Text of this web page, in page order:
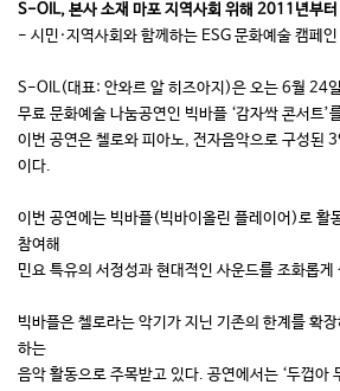
S-OIL, 본사 소재 마포 지역사회 위해 2011년부터
- 시민·지역사회와 함께하는 ESG 문화예술 캠페인
S-OIL(대표: 안와르 알 히즈아지)은 오는 6월 24
무료 문화예술 나눔공연인 빅바플 ‘감자싹 콘서트’
이번 공연은 첼로와 피아노, 전자음악으로 구성된
이다.
이번 공연에는 빅바플(빅바이올린 플레이어)로 활
참여해
민요 특유의 서정성과 현대적인 사운드를 조화롭게
빅바플은 첼로라는 악기가 지닌 기존의 한계를 확
하는
음악 활동으로 주목받고 있다. 공연에서는 ‘두껍아